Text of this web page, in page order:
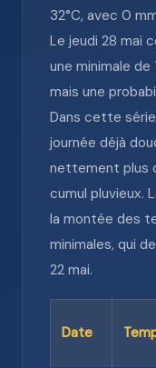
32°C, avec 0
Le jeudi 28 mai
une minimale de
mais une
Dans cette
journée déjà
nettement plus
cumul pluvieux.
la montée des
minimales, qui
22 mai.
Date